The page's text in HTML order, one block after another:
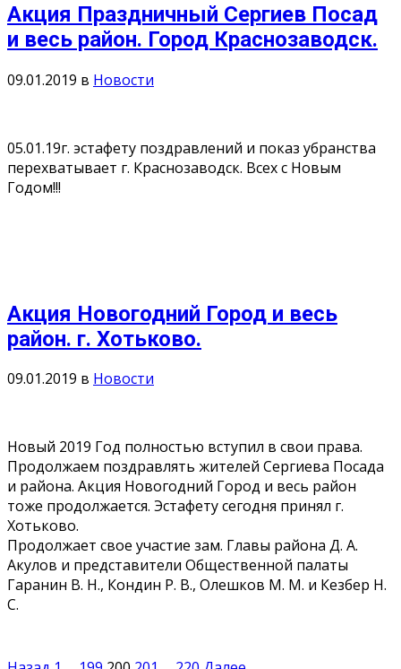
Акция Праздничный Сергиев Посад
и весь район. Город Краснозаводск.
09.01.2019 в Новости
05.01.19г. эстафету поздравлений и показ убранства
перехватывает г. Краснозаводск. Всех с Новым
Годом!!!
Акция Новогодний Город и весь
район. г. Хотьково.
09.01.2019 в Новости
Новый 2019 Год полностью вступил в свои права.
Продолжаем поздравлять жителей Сергиева Посада
и района. Акция Новогодний Город и весь район
тоже продолжается. Эстафету сегодня принял г.
Хотьково.
Продолжает свое участие зам. Главы района Д. А.
Акулов и представители Общественной палаты
Гаранин В. Н., Кондин Р. В., Олешков М. М. и Кезбер Н.
С.